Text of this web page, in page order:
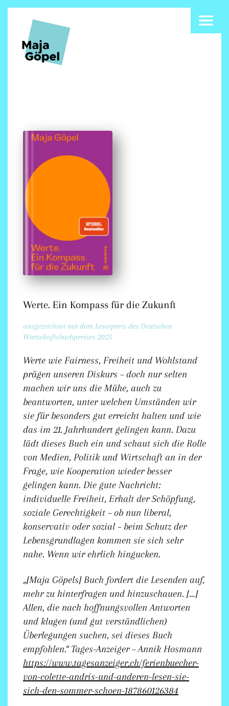
Werte. Ein Kompass für die Zukunft
ausgezeichnet mit dem Leserpreis des Deutschen
Wirtschaftsbuchpreises 2025
Werte wie Fairness, Freiheit und Wohlstand
prägen unseren Diskurs – doch nur selten
machen wir uns die Mühe, auch zu
beantworten, unter welchen Umständen wir
sie für besonders gut erreicht halten und wie
das im 21. Jahrhundert gelingen kann. Dazu
lädt dieses Buch ein und schaut sich die Rolle
von Medien, Politik und Wirtschaft an in der
Frage, wie Kooperation wieder besser
gelingen kann. Die gute Nachricht:
individuelle Freiheit, Erhalt der Schöpfung,
soziale Gerechtigkeit – ob nun liberal,
konservativ oder sozial – beim Schutz der
Lebensgrundlagen kommen sie sich sehr
nahe. Wenn wir ehrlich hingucken.
„[Maja Göpels] Buch fordert die Lesenden auf,
mehr zu hinterfragen und hinzuschauen. […]
Allen, die nach hoffnungsvollen Antworten
und klugen (und gut verständlichen)
Überlegungen suchen, sei dieses Buch
empfohlen.“Tages-Anzeiger – Annik Hosmann
https://www.tagesanzeiger.ch/ferienbuecher-
von-colette-andris-und-anderen-lesen-sie-
sich-den-sommer-schoen-187860126384